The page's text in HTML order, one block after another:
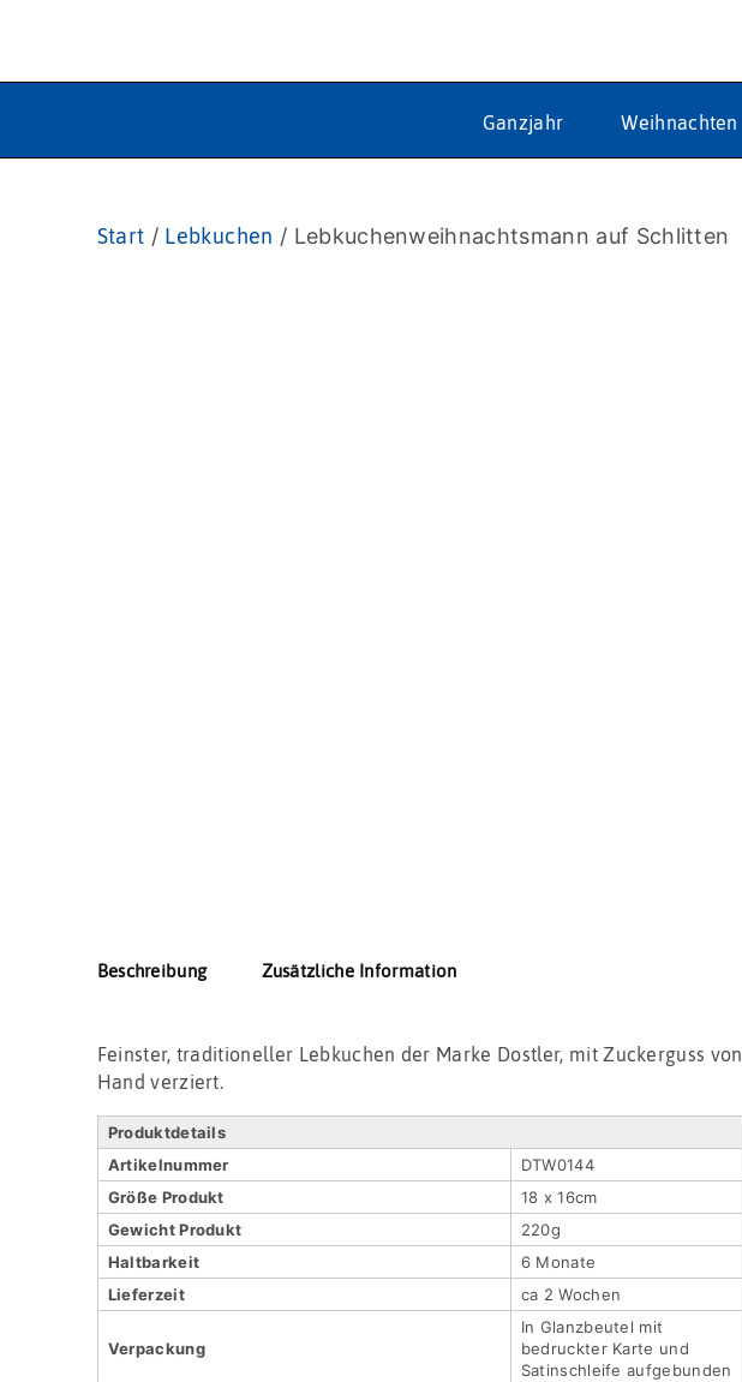
Ganzjahr Weihnachten
Start / Lebkuchen / Lebkuchenweihnachtsmann auf Schlitten
Beschreibung Zusätzliche Information
Feinster, traditioneller Lebkuchen der Marke Dostler, mit Zuckerguss von
Hand verziert.
Produktdetails
Artikel­nummer
DTW0144
Größe Produkt
18 x 16cm
Gewicht Produkt
220g
Haltbar­keit
6 Monate
Lieferzeit
ca 2 Wochen
Verpackung
In Glanzbeutel mit
bedruckter Karte und
Satinschleife aufgebunden